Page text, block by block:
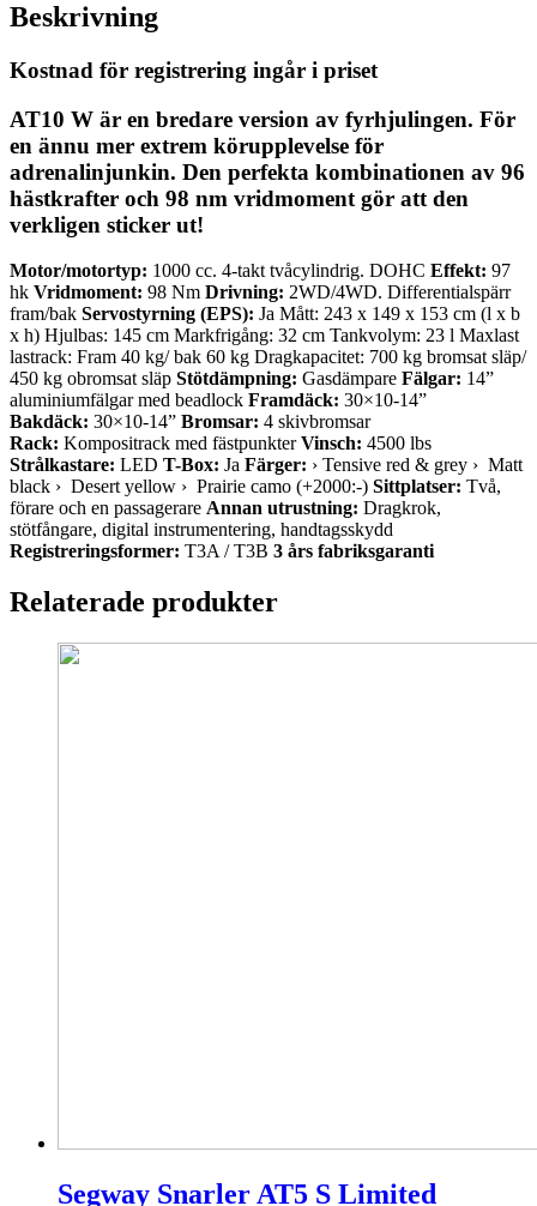
Beskrivning
Kostnad för registrering ingår i priset
AT10 W är en bredare version av fyrhjulingen. För
en ännu mer extrem körupplevelse för
adrenalinjunkin. Den perfekta kombinationen av 96
hästkrafter och 98 nm vridmoment gör att den
verkligen sticker ut!
Motor/motortyp: 1000 cc. 4-takt tvåcylindrig. DOHC Effekt: 97
hk Vridmoment: 98 Nm Drivning: 2WD/4WD. Differentialspärr
fram/bak Servostyrning (EPS): Ja Mått: 243 x 149 x 153 cm (l x b
x h) Hjulbas: 145 cm Markfrigång: 32 cm Tankvolym: 23 l Maxlast
lastrack: Fram 40 kg/ bak 60 kg Dragkapacitet: 700 kg bromsat släp/
450 kg obromsat släp Stötdämpning: Gasdämpare Fälgar: 14”
aluminiumfälgar med beadlock Framdäck: 30×10-14”
Bakdäck: 30×10-14” Bromsar: 4 skivbromsar
Rack: Kompositrack med fästpunkterVinsch: 4500 lbs
Strålkastare: LED T-Box: Ja Färger: › Tensive red & grey › Matt
black › Desert yellow › Prairie camo (+2000:-) Sittplatser: Två,
förare och en passagerare Annan utrustning: Dragkrok,
stötfångare, digital instrumentering, handtagsskydd
Registreringsformer: T3A / T3B 3 års fabriksgaranti
Relaterade produkter
Segway Snarler AT5 S Limited